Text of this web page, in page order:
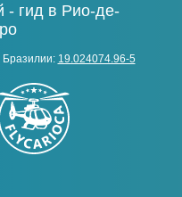
- гид в Рио-де-
Бразилии: 19.024074.96-5